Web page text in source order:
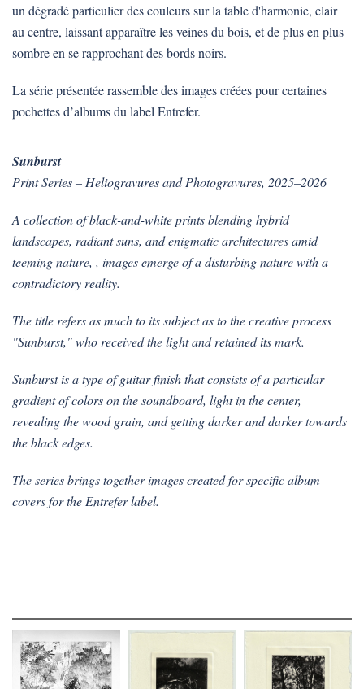
un dégradé particulier des couleurs sur la table d'harmonie, clair
au centre, laissant apparaître les veines du bois, et de plus en plus
sombre en se rapprochant des bords noirs.
La série présentée rassemble des images créées pour certaines
pochettes d’albums du label Entrefer.
Sunburst
Print Series – Heliogravures and Photogravures, 2025–2026
A collection of black-and-white prints blending hybrid
landscapes, radiant suns, and enigmatic architectures amid
teeming nature, , images emerge of a disturbing nature with a
contradictory reality.
The title refers as much to its subject as to the creative process
"Sunburst," who received the light and retained its mark.
Sunburst is a type of guitar finish that consists of a particular
gradient of colors on the soundboard, light in the center,
revealing the wood grain, and getting darker and darker towards
the black edges.
The series brings together images created for specific album
covers for the Entrefer label.